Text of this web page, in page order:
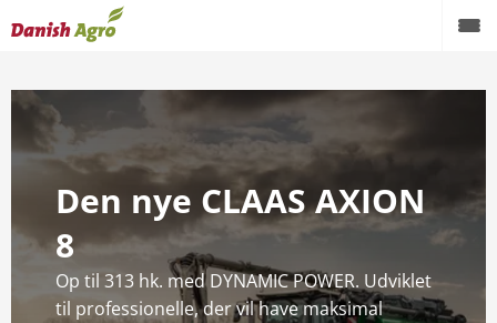
Den nye CLAAS AXION
8
Op til 313 hk. med DYNAMIC POWER. Udviklet
til professionelle, der vil have maksimal